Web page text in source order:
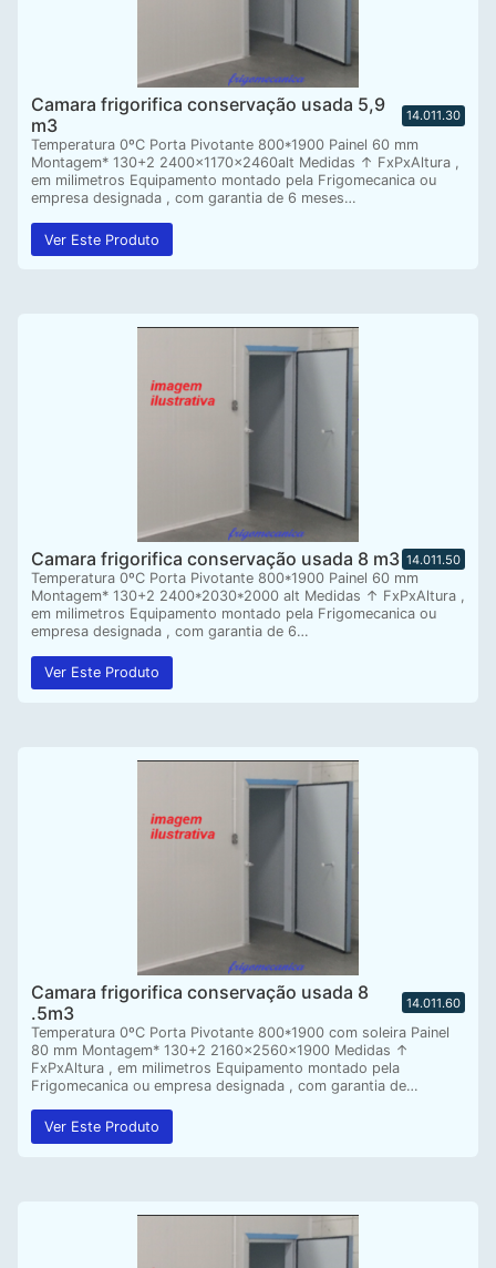
Camara frigorifica conservação usada 5,9
m3
14.011.30
Temperatura 0ºC Porta Pivotante 800*1900 Painel 60 mm
Montagem* 130+2 2400x1170x2460alt Medidas ↑ FxPxAltura ,
em milimetros Equipamento montado pela Frigomecanica ou
empresa designada , com garantia de 6 meses…
Ver Este Produto
Camara frigorifica conservação usada 8 m3 14.011.50
Temperatura 0ºC Porta Pivotante 800*1900 Painel 60 mm
Montagem* 130+2 2400*2030*2000 alt Medidas ↑ FxPxAltura ,
em milimetros Equipamento montado pela Frigomecanica ou
empresa designada , com garantia de 6…
Ver Este Produto
Camara frigorifica conservação usada 8
.5m3
14.011.60
Temperatura 0ºC Porta Pivotante 800*1900 com soleira Painel
80 mm Montagem* 130+2 2160x2560x1900 Medidas ↑
FxPxAltura , em milimetros Equipamento montado pela
Frigomecanica ou empresa designada , com garantia de…
Ver Este Produto